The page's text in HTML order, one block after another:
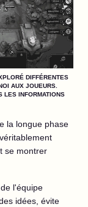
DIFFÉRENTES
AUX JOUEURS.
LES INFORMATIONS
la longue phase
se montrer
l'équipe
idées, évite